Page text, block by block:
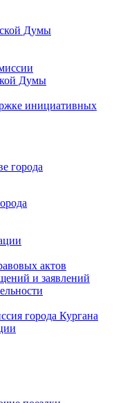
Думы
Думы
инициативных
города
актов
и заявлений
города Кургана